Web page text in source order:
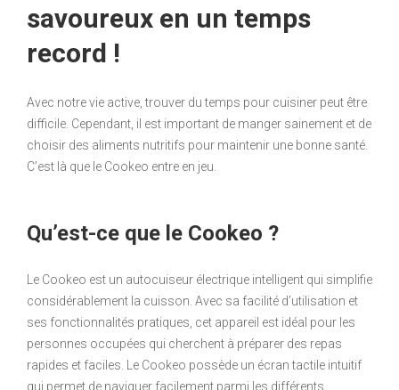
savoureux en un temps
record !
Avec notre vie active, trouver du temps pour cuisiner peut être
difficile. Cependant, il est important de manger sainement et de
choisir des aliments nutritifs pour maintenir une bonne santé.
C’est là que le Cookeo entre en jeu.
Qu’est-ce que le Cookeo ?
Le Cookeo est un autocuiseur électrique intelligent qui simplifie
considérablement la cuisson. Avec sa facilité d’utilisation et
ses fonctionnalités pratiques, cet appareil est idéal pour les
personnes occupées qui cherchent à préparer des repas
rapides et faciles. Le Cookeo possède un écran tactile intuitif
qui permet de naviguer facilement parmi les différents